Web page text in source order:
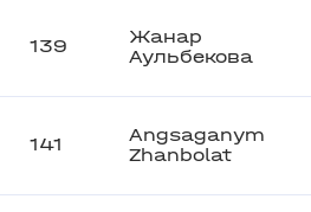
139
Жанар
Аульбекова
141
Angsaganym
Zhanbolat